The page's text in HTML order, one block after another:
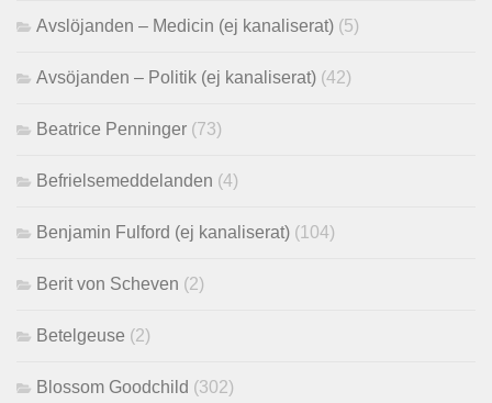
Avslöjanden – Medicin (ej kanaliserat) (5)
Avsöjanden – Politik (ej kanaliserat) (42)
Beatrice Penninger (73)
Befrielsemeddelanden (4)
Benjamin Fulford (ej kanaliserat) (104)
Berit von Scheven (2)
Betelgeuse (2)
Blossom Goodchild (302)